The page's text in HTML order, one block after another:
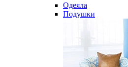
Одеяла
Подушки